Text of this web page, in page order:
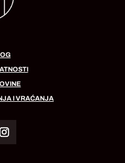
I VRAĆANJA